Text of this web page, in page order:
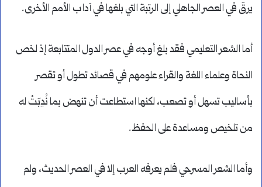
يرقَ في العصر الجاهلي إلى الرتبة التي بلغها في آداب الأمم الأخرى.
أما الشعر التعليمي فقد بلغ أوجه في عصر الدول المتتابعة إذ لخص
النحاة وعلماء اللغة والقراء علومهم في قصائد تطول أو تقصر
بأساليب تسهل أو تصعب، لكنها استطاعت أن تنهض بما نُدِبَتْ له
من تلخيص ومساعدة على الحفظ.
وأما الشعر المسرحي فلم يعرفه العرب إلا في العصر الحديث، ولم